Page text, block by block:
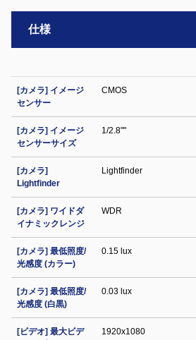
仕様
[カメラ] イメージ
センサー
CMOS
[カメラ] イメージ
センサーサイズ
1/2.8""
[カメラ]
Lightfinder
Lightfinder
[カメラ] ワイドダ
イナミックレンジ
WDR
[カメラ] 最低照度/
光感度 (カラー)
0.15 lux
[カメラ] 最低照度/
光感度 (白黒)
0.03 lux
[ビデオ] 最大ビデ
1920x1080